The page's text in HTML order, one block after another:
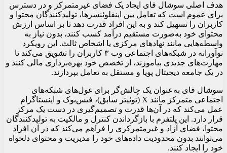
هدف اصلی سوشال فای ایجاد یک فضای غیرمتمرکز و در دسترس
برای عموم است که تعامل بین اینفلوئنسرها، تولیدکنندگان محتوا و
کاربران را تسهیل کند و به این افراد قدرت دهد تا بر اساس ارزش
محتوای خود به‌صورت مستقیم درآمد کسب کنند، بدون نیاز به
واسطه‌هایی مانند نهادهای مرکزی یا اشخاص ثالث. این رویکرد
نوآورانه در شبکه‌های اجتماعی وب ۳ کاربران را تشویق می‌کند تا
مهارت‌های جدیدی بیاموزند، از تخصص خود بهره‌برداری مالی کنند و
در یک جامعه دیجیتال پویا و مستقل به تعامل بپردازند.
سوشال فای به‌عنوان یک چالش‌گر برای غول‌های شبکه‌های
اجتماعی متمرکز مانند X (توئیتر سابق)، فیس‌بوک و اینستاگرام
عمل می‌کند که در آن‌ها قدرت و تصمیم‌گیری در دست یک مرکز
قرار دارد. این پلتفرم با بازگرداندن کنترل و مالکیت به تولیدکنندگان
محتوا، فضای آزاد و غیرمتمرکزی را فراهم می‌کند که در آن افراد
می‌توانند بدون محدودیت داده‌های خود را مدیریت و محتوای دلخواه
خود را ایجاد کنند.